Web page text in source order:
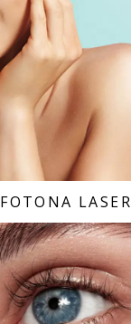
FOTONA LASER